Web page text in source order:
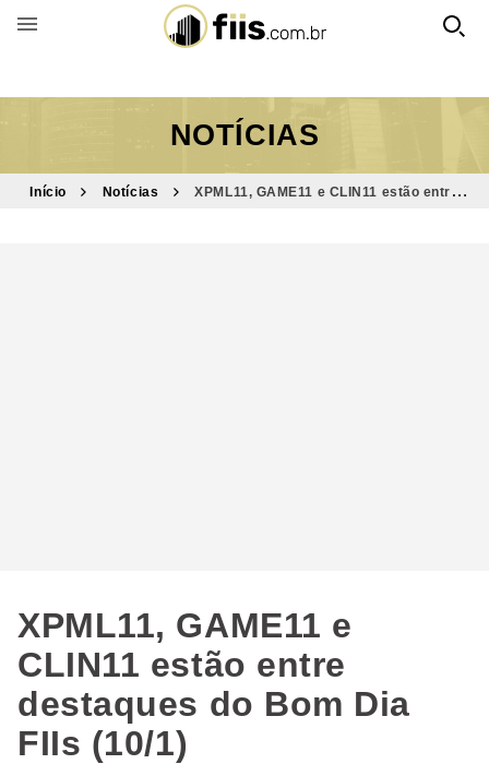
BUSCAR POR FUNDO
NOTÍCIAS
Início Notícias
XPML11, GAME11 e CLIN11 estão entre
XPML11, GAME11 e
CLIN11 estão entre
destaques do Bom Dia
FIIs (10/1)